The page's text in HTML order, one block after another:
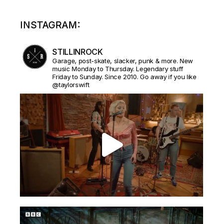
INSTAGRAM:
STILLINROCK
Garage, post-skate, slacker, punk & more. New
music Monday to Thursday. Legendary stuff
Friday to Sunday. Since 2010. Go away if you like
@taylorswift